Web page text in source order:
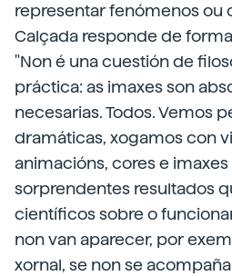
representar fenómenos ou
Calçada responde de
"Non é una cuestión de
práctica: as imaxes son
necesarias. Todos. Vemos
dramáticas, xogamos con
animacións, cores e
sorprendentes resultados
científicos sobre o
non van aparecer, por
xornal, se non se